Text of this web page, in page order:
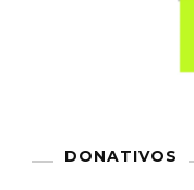
DONATIVOS